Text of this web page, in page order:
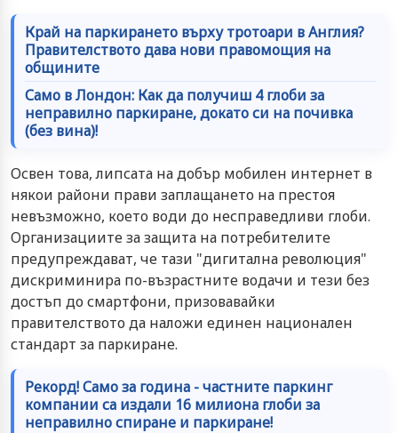
Край на паркирането върху тротоари в Англия?
Правителството дава нови правомощия на
общините
Само в Лондон: Как да получиш 4 глоби за
неправилно паркиране, докато си на почивка
(без вина)!
Освен това, липсата на добър мобилен интернет в
някои райони прави заплащането на престоя
невъзможно, което води до несправедливи глоби.
Организациите за защита на потребителите
предупреждават, че тази "дигитална революция"
дискриминира по-възрастните водачи и тези без
достъп до смартфони, призовавайки
правителството да наложи единен национален
стандарт за паркиране.
Рекорд! Само за година - частните паркинг
компании са издали 16 милиона глоби за
неправилно спиране и паркиране!